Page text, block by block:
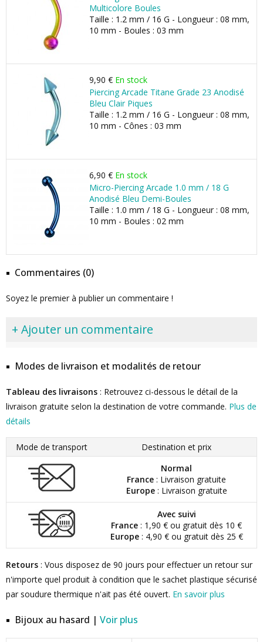
Multicolore Boules
Taille : 1.2 mm / 16 G - Longueur : 08 mm,
10 mm - Boules : 03 mm
9,90 € En stock
Piercing Arcade Titane Grade 23 Anodisé
Bleu Clair Piques
Taille : 1.2 mm / 16 G - Longueur : 08 mm,
10 mm - Cônes : 03 mm
6,90 € En stock
Micro-Piercing Arcade 1.0 mm / 18 G
Anodisé Bleu Demi-Boules
Taille : 1.0 mm / 18 G - Longueur : 08 mm,
10 mm - Boules : 02 mm
Commentaires (0)
Soyez le premier à publier un commentaire !
+ Ajouter un commentaire
Modes de livraison et modalités de retour
Tableau des livraisons : Retrouvez ci-dessous le détail de la
livraison gratuite selon la destination de votre commande. Plus de
détails
Mode de transport
Destination et prix
Normal
France : Livraison gratuite
Europe: Livraison gratuite
Avec suivi
France : 1,90 € ou gratuit dès 10 €
Europe: 4,90 € ou gratuit dès 25 €
Retours : Vous disposez de 90 jours pour effectuer un retour sur
n'importe quel produit à condition que le sachet plastique sécurisé
par soudure thermique n'ait pas été ouvert. En savoir plus
Bijoux au hasard | Voir plus